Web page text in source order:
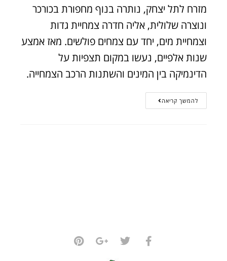
מזרח לתל יצחק, נותרה בנוף מחפורת בכורכר
ונוצרה שלולית, אליה חדרה צמחיית גדות
וצמחיית מים, יחד עם צמחים פולשים. מאז אמצע
שנות אלפיים, נעשו במקום תצפיות על
הדינמיקה בין המינים והשתנות הרכב הצמחייה.
להמשך קריאה